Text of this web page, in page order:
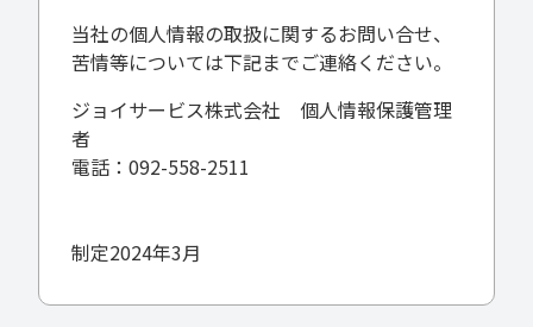
当社の個人情報の取扱に関するお問い合せ、
苦情等については下記までご連絡ください。
ジョイサービス株式会社 個人情報保護管理
者
電話：092-558-2511
制定2024年3月